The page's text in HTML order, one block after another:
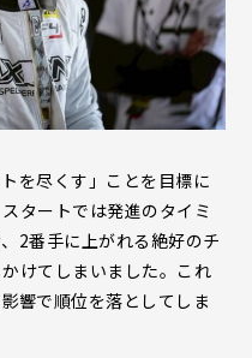
を尽くす」ことを目標に
タートでは発進のタイミ
2番手に上がれる絶好のチ
けてしまいました。これ
響で順位を落としてしま